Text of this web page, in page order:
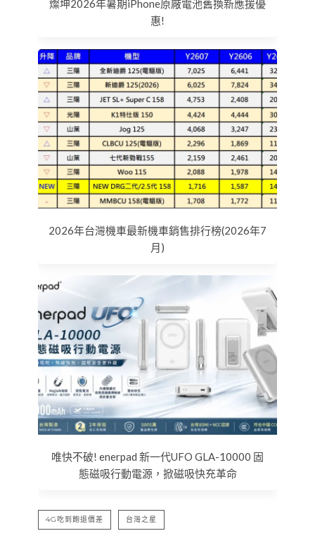
燦坤2026年暑期iPhone原廠電池舊換新應援優
惠!
2026年台灣機車最新機車銷售排行榜(2026年7
月)
唯快不破! enerpad 新一代UFO GLA-10000 固
態磁吸行動電源，掀磁吸快充革命
4G吃到飽退價差 台灣之星